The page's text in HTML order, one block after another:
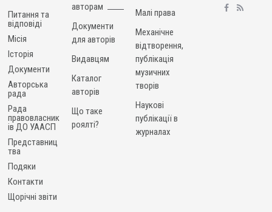
Питання та
відповіді
Місія
Історія
Документи
Авторська
рада
Рада
правовласник
ів ДО УААСП
Представниц
тва
Подяки
Контакти
Щорічні звіти
авторам
Документи
для авторів
Видавцям
Каталог
авторів
Що таке
роялті?
Малі права
Механічне
відтворення,
публікація
музичних
творів
Наукові
публікації в
журналах